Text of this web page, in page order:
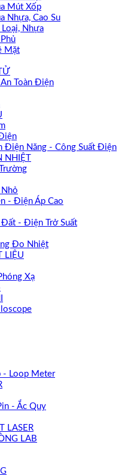
Mút Xốp
Nhựa, Cao Su
Nhựa
Mặt
Toàn Điện
Điện Năng - Công Suất Điện
- Điện Áp Cao
- Điện Trở Suất
Đo Nhiệt
LIỆU
Xạ
- Loop Meter
- Ắc Quy
LASER
LAB